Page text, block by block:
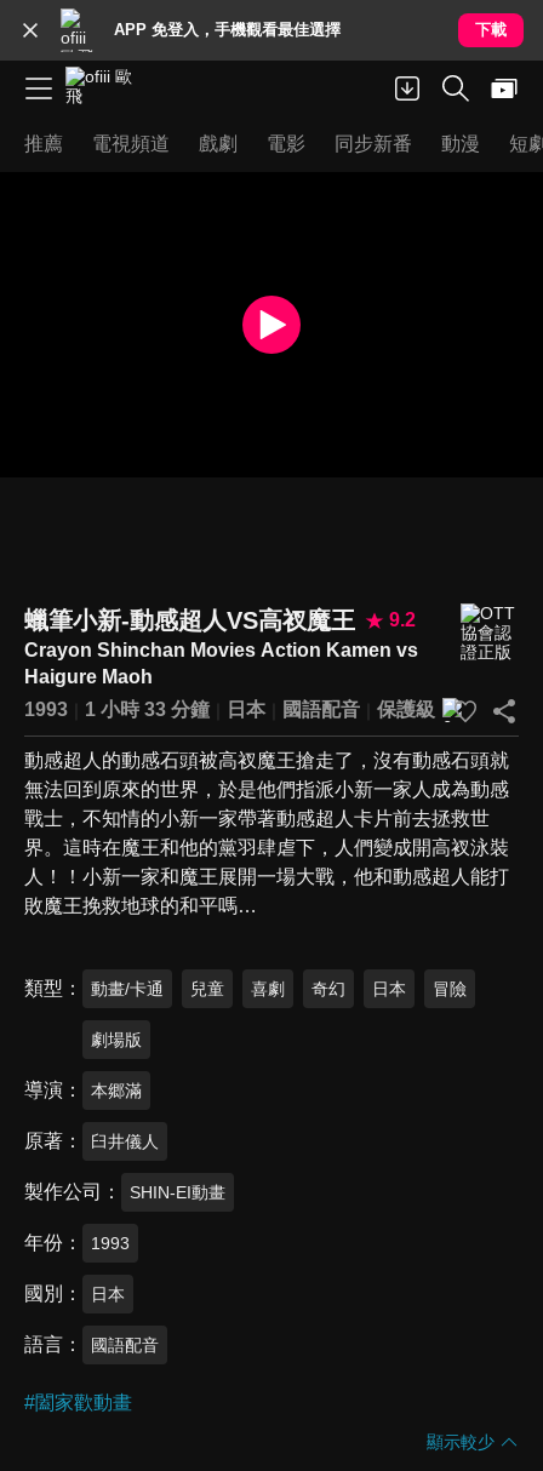
APP 免登入，手機觀看最佳選擇 下載
推薦 電視頻道 戲劇 電影 同步新番 動漫 短
蠟筆小新-動感超人VS高衩魔王
9.2
Crayon Shinchan Movies Action Kamen vs
Haigure Maoh
1993
1 小時 33 分鐘 日本 國語配音 保護級
動感超人的動感石頭被高衩魔王搶走了，沒有動感石頭就
無法回到原來的世界，於是他們指派小新一家人成為動感
戰士，不知情的小新一家帶著動感超人卡片前去拯救世
界。這時在魔王和他的黨羽肆虐下，人們變成開高衩泳裝
人！！小新一家和魔王展開一場大戰，他和動感超人能打
敗魔王挽救地球的和平嗎…
類型 動畫/卡通 兒童 喜劇 奇幻 日本 冒險
劇場版
導演 本郷滿
原著 臼井儀人
製作公司 SHIN-EI動畫
年份 1993
國別 日本
語言 國語配音
#闔家歡動畫
顯示較少